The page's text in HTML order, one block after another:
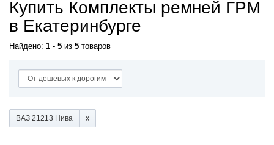
Купить Комплекты ремней ГРМ
в Екатеринбурге
Найдено: 1 - 5 из 5 товаров
ВАЗ 21213 Нива